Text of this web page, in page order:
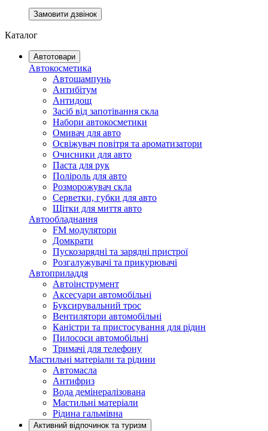
Замовити дзвінок
Каталог
Автотовари
Автокосметика
Автошампунь
Антибітум
Антидощ
Засіб від запотівання скла
Набори автокосметики
Омивач для авто
Освіжувач повітря та ароматизатори
Очисники для авто
Паста для рук
Поліроль для авто
Розморожувач скла
Серветки, губки для авто
Щітки для миття авто
Автообладнання
FM модулятори
Домкрати
Пускозарядні та зарядні пристрої
Розгалужувачі та прикурювачі
Автоприладдя
Автоінструмент
Аксесуари автомобільні
Буксирувальний трос
Вентилятори автомобільні
Каністри та пристосування для рідин
Пилососи автомобільні
Тримачі для телефону
Мастильні матеріали та рідини
Автомасла
Антифриз
Вода демінералізована
Мастильні матеріали
Рідина гальмівна
Активний відпочинок та туризм